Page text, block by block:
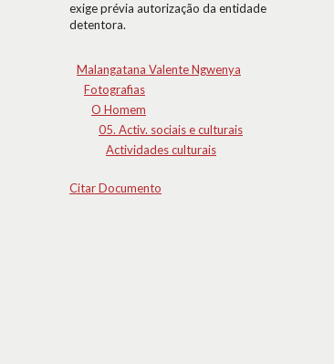
exige prévia autorização da entidade
detentora.
Malangatana Valente Ngwenya
Fotografias
O Homem
05. Activ. sociais e culturais
Actividades culturais
Citar Documento